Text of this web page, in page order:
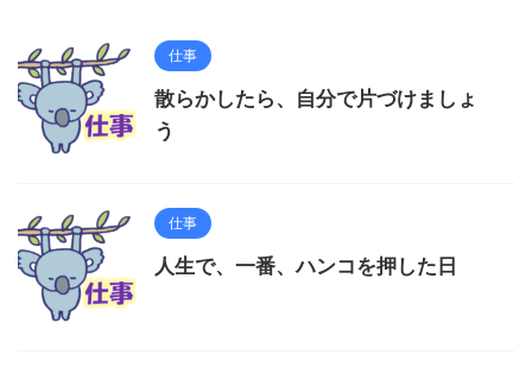
仕事
散らかしたら、自分で片づけましょ
う
仕事
人生で、一番、ハンコを押した日